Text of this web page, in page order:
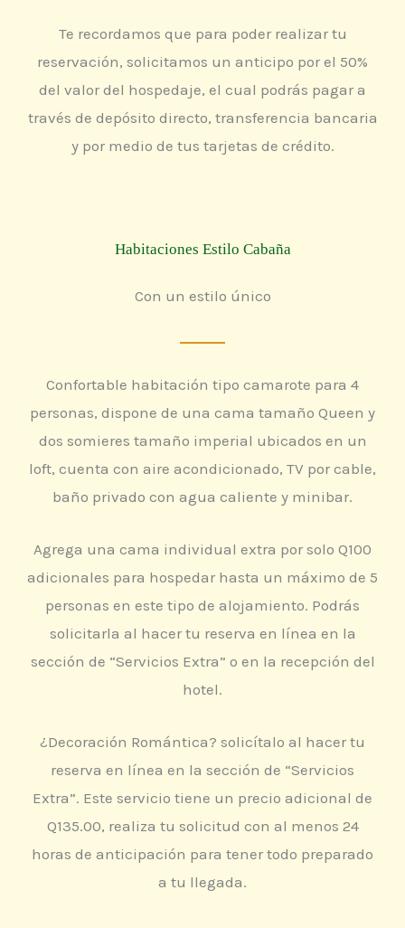
Te recordamos que para poder realizar tu
reservación, solicitamos un anticipo por el 50%
del valor del hospedaje, el cual podrás pagar a
través de depósito directo, transferencia bancaria
y por medio de tus tarjetas de crédito.
Habitaciones Estilo Cabaña
Con un estilo único
Confortable habitación tipo camarote para 4
personas, dispone de una cama tamaño Queen y
dos somieres tamaño imperial ubicados en un
loft, cuenta con aire acondicionado, TV por cable,
baño privado con agua caliente y minibar.
Agrega una cama individual extra por solo Q100
adicionales para hospedar hasta un máximo de 5
personas en este tipo de alojamiento. Podrás
solicitarla al hacer tu reserva en línea en la
sección de “Servicios Extra” o en la recepción del
hotel.
¿Decoración Romántica? solicítalo al hacer tu
reserva en línea en la sección de “Servicios
Extra”. Este servicio tiene un precio adicional de
Q135.00, realiza tu solicitud con al menos 24
horas de anticipación para tener todo preparado
a tu llegada.